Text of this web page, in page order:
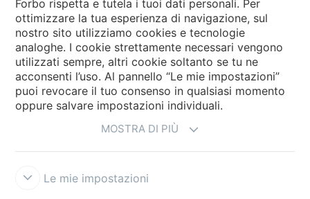
Seleziona una nazione
Seleziona una nazione
Forbo rispetta e tutela i tuoi dati personali. Per
ottimizzare la tua esperienza di navigazione, sul
nostro sito utilizziamo cookies e tecnologie
analoghe. I cookie strettamente necessari vengono
utilizzati sempre, altri cookie soltanto se tu ne
acconsenti l’uso. Al pannello “Le mie impostazioni”
puoi revocare il tuo consenso in qualsiasi momento
oppure salvare impostazioni individuali.
MOSTRA DI PIÙ
Le mie impostazioni